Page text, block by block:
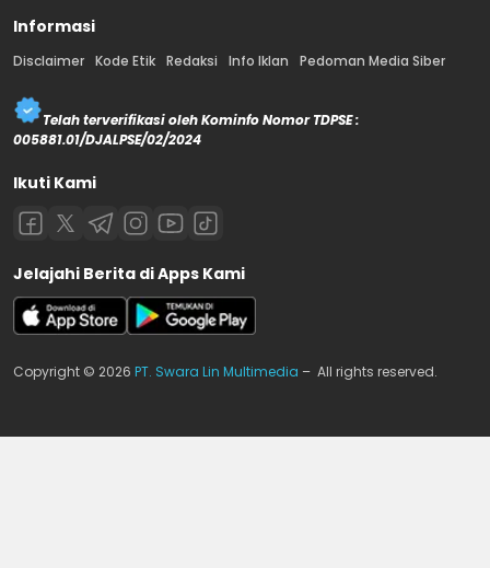
Informasi
Disclaimer Kode Etik Redaksi Info Iklan Pedoman Media Siber
Telah terverifikasi oleh Kominfo Nomor TDPSE :
005881.01/DJALPSE/02/2024
Ikuti Kami
Jelajahi Berita di Apps Kami
Copyright © 2026 PT. Swara Lin Multimedia – All rights reserved.